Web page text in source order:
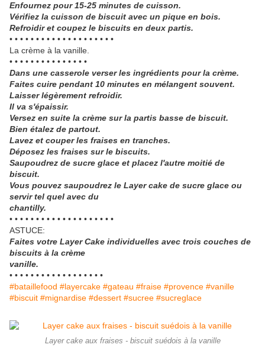
Enfournez pour 15-25 minutes de cuisson.
Vérifiez la cuisson de biscuit avec un pique en bois.
Refroidir et coupez le biscuits en deux partis.
• • • • • • • • • • • • • • • • • • • •
La crème à la vanille.
• • • • • • • • • • • • • • •
Dans une casserole verser les ingrédients pour la crème.
Faites cuire pendant 10 minutes en mélangent souvent.
Laisser légèrement refroidir.
Il va s'épaissir.
Versez en suite la crème sur la partis basse de biscuit.
Bien étalez de partout.
Lavez et couper les fraises en tranches.
Déposez les fraises sur le biscuits.
Saupoudrez de sucre glace et placez l'autre moitié de
biscuit.
Vous pouvez saupoudrez le Layer cake de sucre glace ou
servir tel quel avec du
chantilly.
• • • • • • • • • • • • • • • • • • • •
ASTUCE:
Faites votre Layer Cake individuelles avec trois couches de
biscuits à la crème
vanille.
• • • • • • • • • • • • • • • • • •
#bataillefood #layercake #gateau #fraise #provence #vanille
#biscuit #mignardise #dessert #sucree #sucreglace
Layer cake aux fraises - biscuit suédois à la vanille